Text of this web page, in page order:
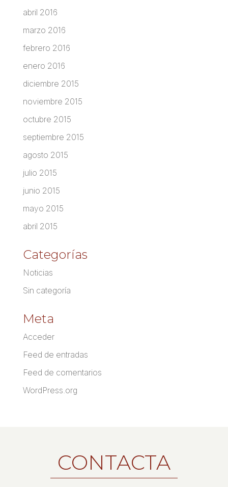
abril 2016
marzo 2016
febrero 2016
enero 2016
diciembre 2015
noviembre 2015
octubre 2015
septiembre 2015
agosto 2015
julio 2015
junio 2015
mayo 2015
abril 2015
Categorías
Noticias
Sin categoría
Meta
Acceder
Feed de entradas
Feed de comentarios
WordPress.org
CONTACTA